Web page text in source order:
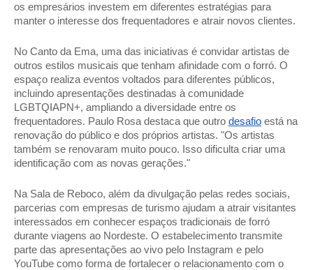
os empresários investem em diferentes estratégias para
manter o interesse dos frequentadores e atrair novos clientes.
No Canto da Ema, uma das iniciativas é convidar artistas de
outros estilos musicais que tenham afinidade com o forró. O
espaço realiza eventos voltados para diferentes públicos,
incluindo apresentações destinadas à comunidade
LGBTQIAPN+, ampliando a diversidade entre os
frequentadores. Paulo Rosa destaca que outro desafio está na
renovação do público e dos próprios artistas. "Os artistas
também se renovaram muito pouco. Isso dificulta criar uma
identificação com as novas gerações."
Na Sala de Reboco, além da divulgação pelas redes sociais,
parcerias com empresas de turismo ajudam a atrair visitantes
interessados em conhecer espaços tradicionais de forró
durante viagens ao Nordeste. O estabelecimento transmite
parte das apresentações ao vivo pelo Instagram e pelo
YouTube como forma de fortalecer o relacionamento com o